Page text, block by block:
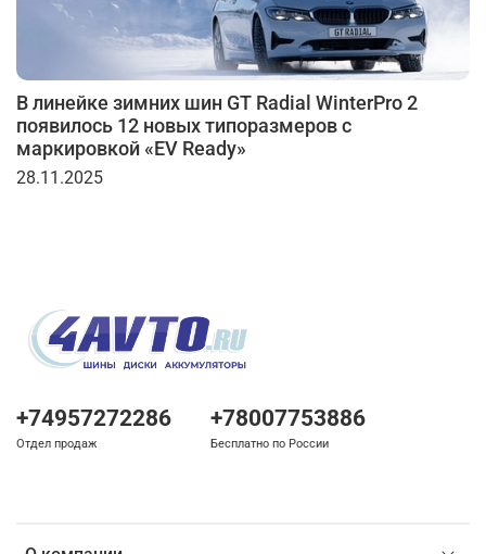
В линейке зимних шин GT Radial WinterPro 2
появилось 12 новых типоразмеров с
маркировкой «EV Ready»
28.11.2025
+74957272286
Отдел продаж
+78007753886
Бесплатно по России